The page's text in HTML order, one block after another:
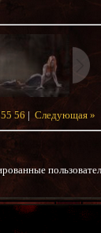
55 56 | Следующая »